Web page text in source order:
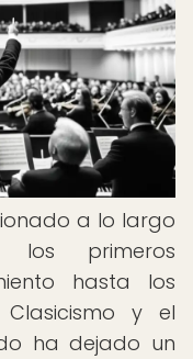
a lo largo
primeros
hasta los
y el
ha dejado un